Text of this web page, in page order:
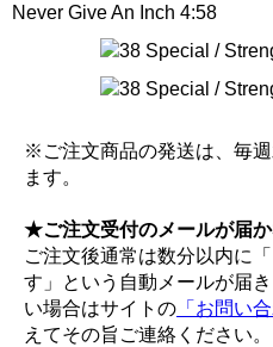
Never Give An Inch 4:58
※ご注文商品の発送は、毎
ます。
★ご注文受付のメールが届
ご注文後通常は数分以内に
す」という自動メールが届
い場合はサイトの 「お問い
えてその旨ご連絡ください。